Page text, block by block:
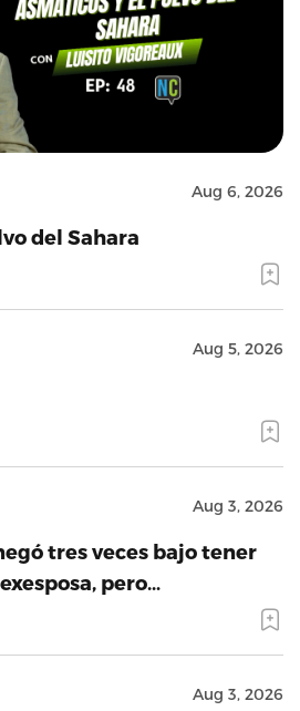
Aug 6, 2026
del Sahara
Aug 5, 2026
Aug 3, 2026
tres veces bajo tener
pero…
Aug 3, 2026